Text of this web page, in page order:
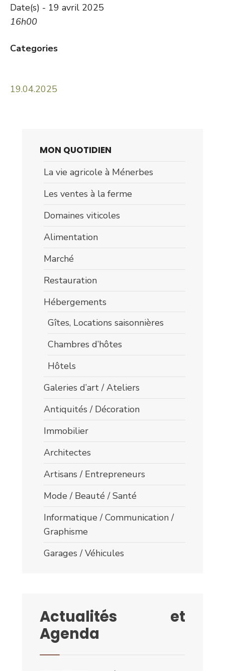
Date(s) - 19 avril 2025
16h00
Categories
19.04.2025
MON QUOTIDIEN
La vie agricole à Ménerbes
Les ventes à la ferme
Domaines viticoles
Alimentation
Marché
Restauration
Hébergements
Gîtes, Locations saisonnières
Chambres d’hôtes
Hôtels
Galeries d’art / Ateliers
Antiquités / Décoration
Immobilier
Architectes
Artisans / Entrepreneurs
Mode / Beauté / Santé
Informatique / Communication /
Graphisme
Garages / Véhicules
Actualités et
Agenda